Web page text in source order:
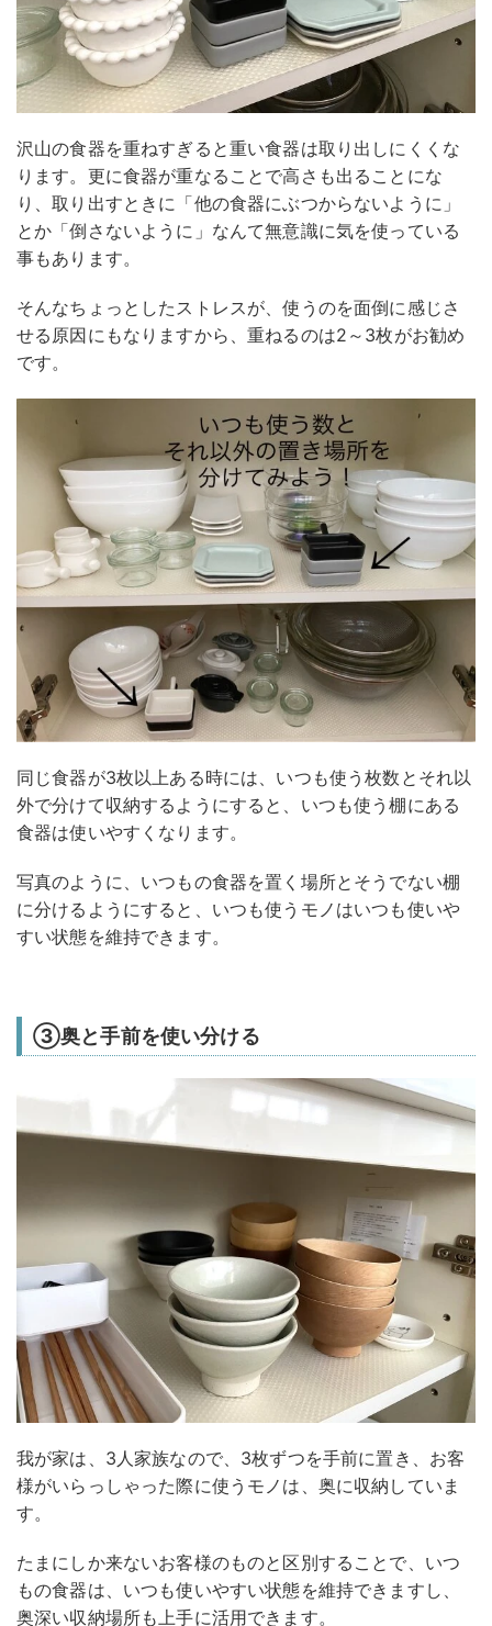
沢山の食器を重ねすぎると重い食器は取り出しにくくな
ります。更に食器が重なることで高さも出ることにな
り、取り出すときに「他の食器にぶつからないように」
とか「倒さないように」なんて無意識に気を使っている
事もあります。
そんなちょっとしたストレスが、使うのを面倒に感じさ
せる原因にもなりますから、重ねるのは2～3枚がお勧め
です。
同じ食器が3枚以上ある時には、いつも使う枚数とそれ以
外で分けて収納するようにすると、いつも使う棚にある
食器は使いやすくなります。
写真のように、いつもの食器を置く場所とそうでない棚
に分けるようにすると、いつも使うモノはいつも使いや
すい状態を維持できます。
③奥と手前を使い分ける
我が家は、3人家族なので、3枚ずつを手前に置き、お客
様がいらっしゃった際に使うモノは、奥に収納していま
す。
たまにしか来ないお客様のものと区別することで、いつ
もの食器は、いつも使いやすい状態を維持できますし、
奥深い収納場所も上手に活用できます。